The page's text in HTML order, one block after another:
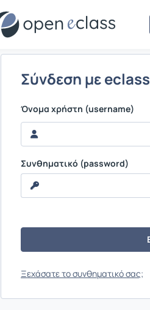
Σύνδεση
Σύνδεση με eclass
Όνομα χρήστη (username)
Συνθηματικό (password)
Ξεχάσατε το συνθηματικό σας;